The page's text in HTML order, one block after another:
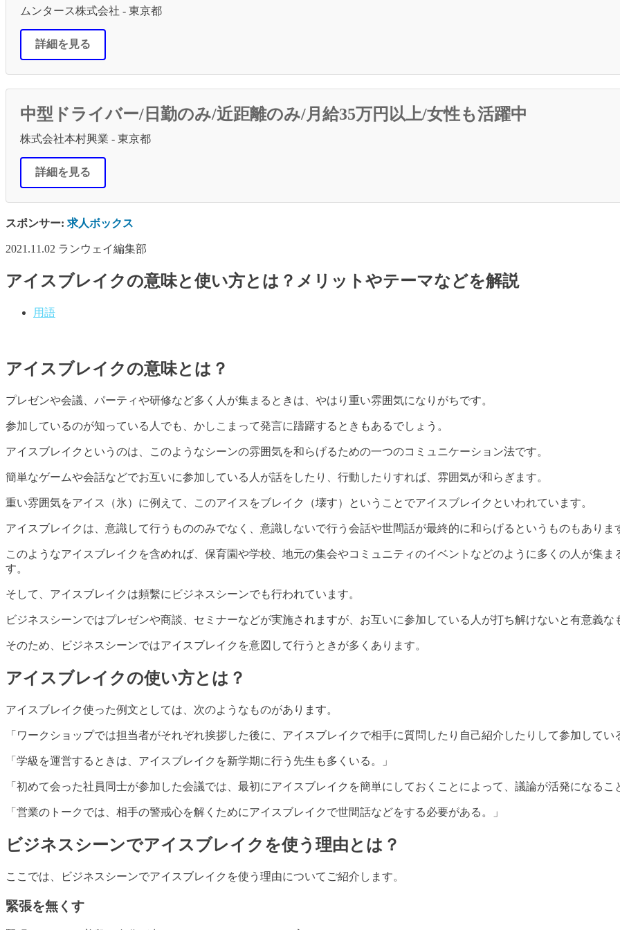
ムンタース株式会社 - 東京都
詳細を見る
中型ドライバー/日勤のみ/近距離のみ/月給35万円以上/女性も活躍中
株式会社本村興業 - 東京都
詳細を見る
スポンサー: 求人ボックス
2021.11.02 ランウェイ編集部
アイスブレイクの意味と使い方とは？メリットやテーマなどを解説
用語
アイスブレイクの意味とは？
プレゼンや会議、パーティや研修など多く人が集まるときは、やはり重い雰囲気になりがちです。
参加しているのが知っている人でも、かしこまって発言に躊躇するときもあるでしょう。
アイスブレイクというのは、このようなシーンの雰囲気を和らげるための一つのコミュニケーション法です。
簡単なゲームや会話などでお互いに参加している人が話をしたり、行動したりすれば、雰囲気が和らぎます。
重い雰囲気をアイス（氷）に例えて、このアイスをブレイク（壊す）ということでアイスブレイクといわれています。
アイスブレイクは、意識して行うもののみでなく、意識しないで行う会話や世間話が最終的に和らげるというものもありま
このようなアイスブレイクを含めれば、保育園や学校、地元の集会やコミュニティのイベントなどのように多くの人が集
す。
そして、アイスブレイクは頻繫にビジネスシーンでも行われています。
ビジネスシーンではプレゼンや商談、セミナーなどが実施されますが、お互いに参加している人が打ち解けないと有意義
そのため、ビジネスシーンではアイスブレイクを意図して行うときが多くあります。
アイスブレイクの使い方とは？
アイスブレイク使った例文としては、次のようなものがあります。
「ワークショップでは担当者がそれぞれ挨拶した後に、アイスブレイクで相手に質問したり自己紹介したりして参加して
「学級を運営するときは、アイスブレイクを新学期に行う先生も多くいる。」
「初めて会った社員同士が参加した会議では、最初にアイスブレイクを簡単にしておくことによって、議論が活発になるこ
「営業のトークでは、相手の警戒心を解くためにアイスブレイクで世間話などをする必要がある。」
ビジネスシーンでアイスブレイクを使う理由とは？
ここでは、ビジネスシーンでアイスブレイクを使う理由についてご紹介します。
緊張を無くす